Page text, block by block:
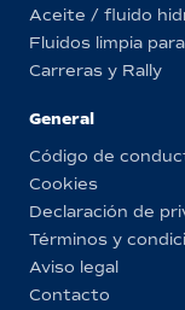
Aceite / fluido
Fluidos limpia
Carreras y Rally
General
Código de
Cookies
Declaración de
Términos y
Aviso legal
Contacto